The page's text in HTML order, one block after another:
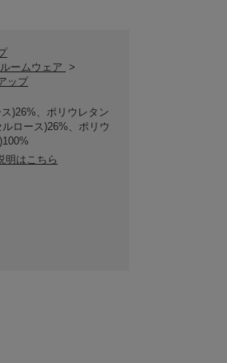
ームウェア >
ップ
)26%、ポリウレタン
ロース)26%、ポリウ
明はこちら